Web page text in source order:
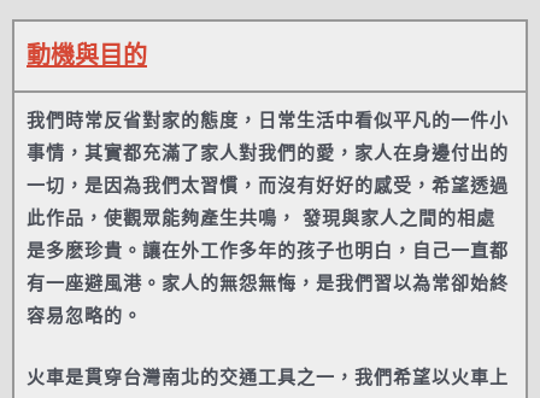
動機與目的
我們時常反省對家的態度，日常生活中看似平凡的一件小
事情，其實都充滿了家⼈對我們的愛，家人在身邊付出的
一切，是因為我們太習慣，而沒有好好的感受，希望透過
此作品，使觀眾能夠產生共鳴， 發現與家人之間的相處
是多麽珍貴。讓在外工作多年的孩子也明白，自己一直都
有⼀座避風港。家⼈的無怨無悔，是我們習以為常卻始終
容易忽略的。
火車是貫穿台灣南北的交通工具之⼀，我們希望以火車上